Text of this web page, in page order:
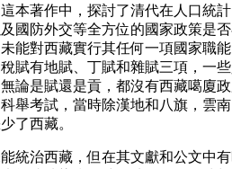
本著作中，探討了清代在人口統
國防外交等全方位的國家政策是
能對西藏實行其任何一項國家職
賦有地賦、丁賦和雜賦三項，一
論是賦還是貢，都沒有西藏噶廈
舉考試，當時除漢地和八旗，雲
了西藏。
統治西藏，但在其文獻和公文中